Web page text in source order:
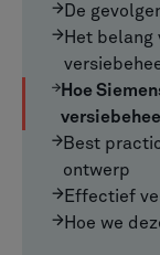
De
Het belang
Hoe
Best
ontwerp
Effectief
Hoe we